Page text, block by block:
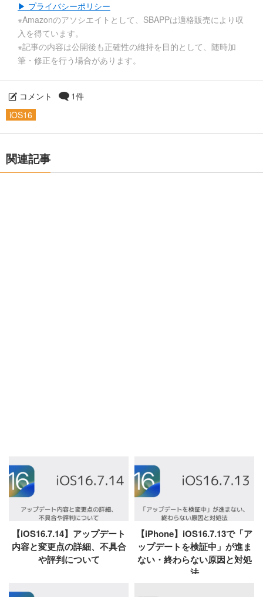
▶ プライバシーポリシー
※Amazonのアソシエイトとして、SBAPPは適格販売により収
入を得ています。
※記事の内容は公開後も正確性の維持を目的として、随時加
筆・修正を行う場合があります。
コメント
1件
iOS16
関連記事
【iOS16.7.14】アップデート
内容と変更点の詳細、不具合
や評判について
【iPhone】iOS16.7.13で「ア
ップデートを検証中」が進ま
ない・終わらない原因と対処
法